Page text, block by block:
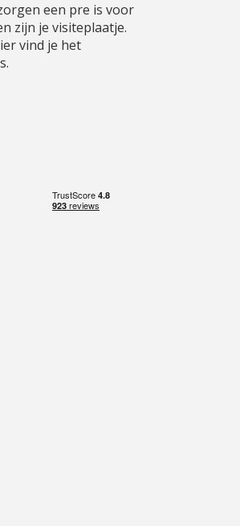
een pre is voor
zijn je visiteplaatje.
vind je het